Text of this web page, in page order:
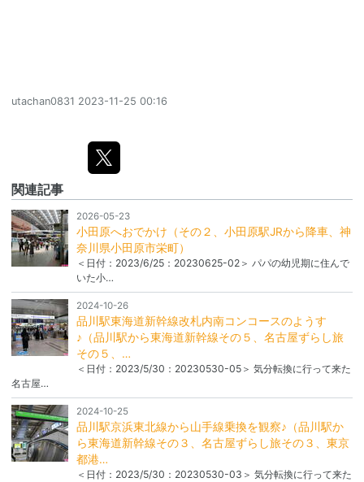
utachan0831 2023-11-25 00:16
関連記事
2026-05-23
小田原へおでかけ（その２、小田原駅JRから降車、神
奈川県小田原市栄町）
＜日付：2023/6/25：20230625-02＞ パパの幼児期に住んで
いた小…
2024-10-26
品川駅東海道新幹線改札内南コンコースのようす
♪（品川駅から東海道新幹線その５、名古屋ずらし旅
その５、…
＜日付：2023/5/30：20230530-05＞ 気分転換に行って来た
名古屋…
2024-10-25
品川駅京浜東北線から山手線乗換を観察♪（品川駅か
ら東海道新幹線その３、名古屋ずらし旅その３、東京
都港…
＜日付：2023/5/30：20230530-03＞ 気分転換に行って来た